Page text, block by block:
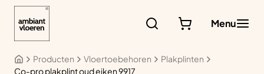
Menu
Producten Vloertoebehoren
Plakplinten
Co-pro plakplint oud eiken 9917